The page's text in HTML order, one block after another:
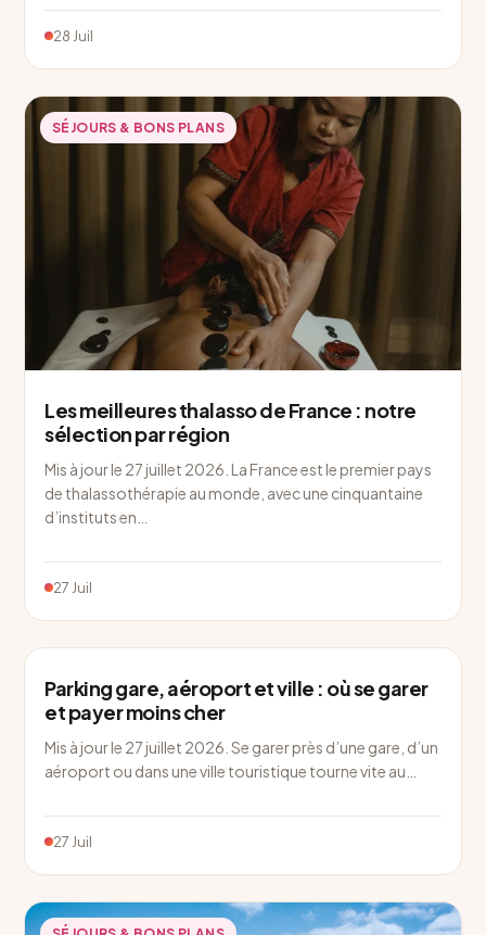
28 Juil
SÉJOURS & BONS PLANS
Les meilleures thalasso de France : notre
sélection par région
Mis à jour le 27 juillet 2026. La France est le premier pays
de thalassothérapie au monde, avec une cinquantaine
d’instituts en…
27 Juil
SÉJOURS & BONS PLANS
Parking gare, aéroport et ville : où se garer
et payer moins cher
Mis à jour le 27 juillet 2026. Se garer près d’une gare, d’un
aéroport ou dans une ville touristique tourne vite au…
27 Juil